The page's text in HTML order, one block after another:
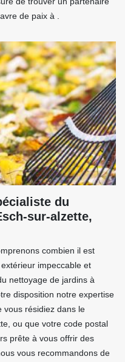
de paix à .
du
sur-alzette,
combien il est
impeccable et
nettoyage de jardins à
disposition notre expertise
vous résidiez dans le
ou que votre code postal
prête à vous offrir des
vous recommandons de